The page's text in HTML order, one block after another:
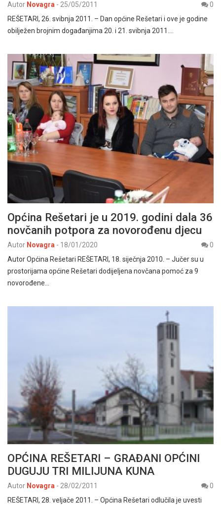
Autor Novagra - 25/05/2011
0
REŠETARI, 26. svibnja 2011. – Dan općine Rešetari i ove je godine
obilježen brojnim događanjima 20. i 21. svibnja 2011.…
Općina Rešetari je u 2019. godini dala 36
novčanih potpora za novorođenu djecu
Autor Novagra - 18/01/2020
0
Autor Općina Rešetari REŠETARI, 18. siječnja 2010. – Jučer su u
prostorijama općine Rešetari dodijeljena novčana pomoć za 9
novorođene…
OPĆINA REŠETARI – GRAĐANI OPĆINI
DUGUJU TRI MILIJUNA KUNA
Autor Novagra - 28/02/2011
0
REŠETARI, 28. veljače 2011. – Općina Rešetari odlučila je uvesti